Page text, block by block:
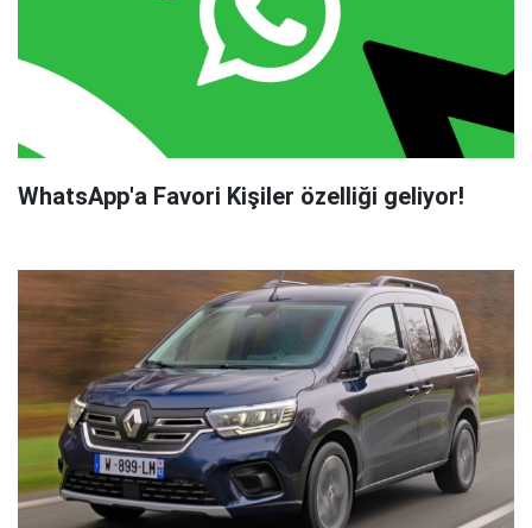
WhatsApp'a Favori Kişiler özelliği geliyor!